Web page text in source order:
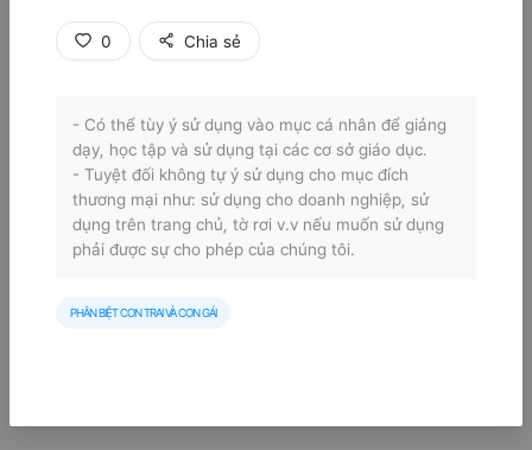
0 Chia sẻ
- Có thể tùy ý sử dụng vào mục cá nhân để giảng
dạy, học tập và sử dụng tại các cơ sở giáo dục.
- Tuyệt đối không tự ý sử dụng cho mục đích
thương mại như: sử dụng cho doanh nghiệp, sử
dụng trên trang chủ, tờ rơi v.v nếu muốn sử dụng
phải được sự cho phép của chúng tôi.
PHÂN BIỆT CON TRAI VÀ CON GÁI